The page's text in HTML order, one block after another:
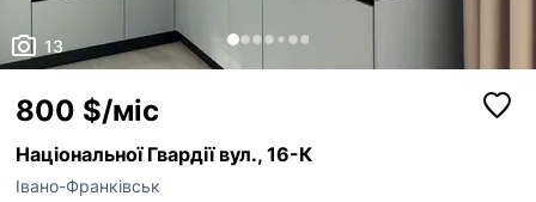
13
800 $/міс
Національної Гвардії вул., 16-К
Івано-Франківськ